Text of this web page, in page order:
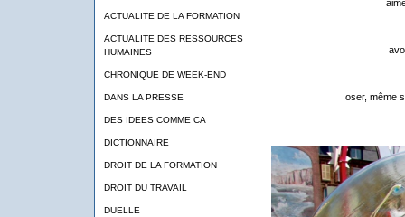
ACTUALITE DE LA FORMATION
ACTUALITE DES RESSOURCES
HUMAINES
CHRONIQUE DE WEEK-END
DANS LA PRESSE
DES IDEES COMME CA
DICTIONNAIRE
DROIT DE LA FORMATION
DROIT DU TRAVAIL
DUELLE
oser, même